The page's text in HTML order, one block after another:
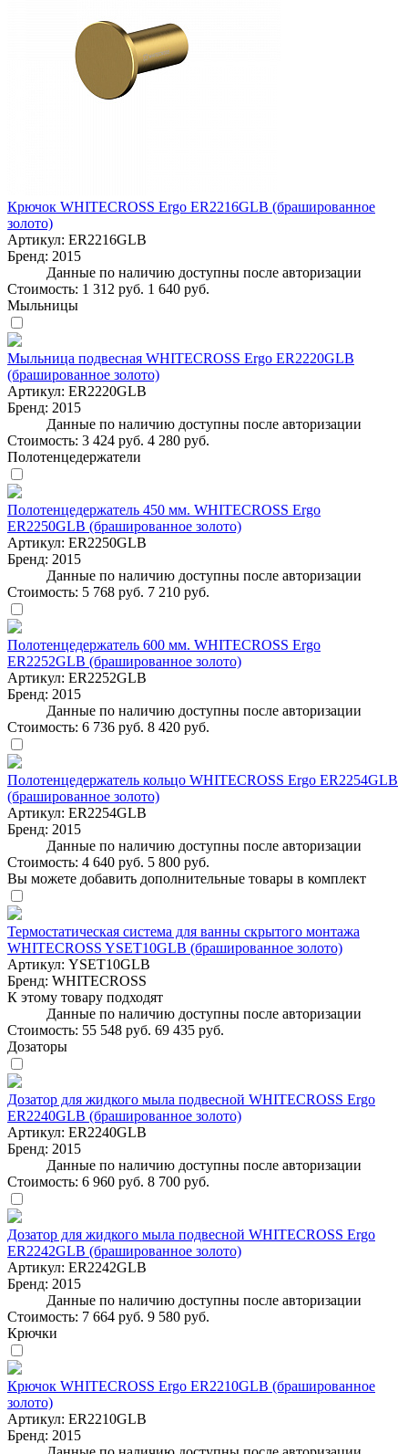
Крючок WHITECROSS Ergo ER2216GLB (брашированное
золото)
Артикул: ER2216GLB
Бренд: 2015
Данные по наличию доступны после авторизации
Стоимость: 1 312 руб. 1 640 руб.
Мыльницы
Мыльница подвесная WHITECROSS Ergo ER2220GLB
(брашированное золото)
Артикул: ER2220GLB
Бренд: 2015
Данные по наличию доступны после авторизации
Стоимость: 3 424 руб. 4 280 руб.
Полотенцедержатели
Полотенцедержатель 450 мм. WHITECROSS Ergo
ER2250GLB (брашированное золото)
Артикул: ER2250GLB
Бренд: 2015
Данные по наличию доступны после авторизации
Стоимость: 5 768 руб. 7 210 руб.
Полотенцедержатель 600 мм. WHITECROSS Ergo
ER2252GLB (брашированное золото)
Артикул: ER2252GLB
Бренд: 2015
Данные по наличию доступны после авторизации
Стоимость: 6 736 руб. 8 420 руб.
Полотенцедержатель кольцо WHITECROSS Ergo ER2254GLB
(брашированное золото)
Артикул: ER2254GLB
Бренд: 2015
Данные по наличию доступны после авторизации
Стоимость: 4 640 руб. 5 800 руб.
Вы можете добавить дополнительные товары в комплект
Термостатическая система для ванны скрытого монтажа
WHITECROSS YSET10GLB (брашированное золото)
Артикул: YSET10GLB
Бренд: WHITECROSS
К этому товару подходят
Данные по наличию доступны после авторизации
Стоимость: 55 548 руб. 69 435 руб.
Дозаторы
Дозатор для жидкого мыла подвесной WHITECROSS Ergo
ER2240GLB (брашированное золото)
Артикул: ER2240GLB
Бренд: 2015
Данные по наличию доступны после авторизации
Стоимость: 6 960 руб. 8 700 руб.
Дозатор для жидкого мыла подвесной WHITECROSS Ergo
ER2242GLB (брашированное золото)
Артикул: ER2242GLB
Бренд: 2015
Данные по наличию доступны после авторизации
Стоимость: 7 664 руб. 9 580 руб.
Крючки
Крючок WHITECROSS Ergo ER2210GLB (брашированное
золото)
Артикул: ER2210GLB
Бренд: 2015